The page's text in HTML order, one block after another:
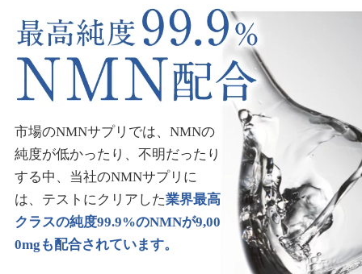
市場のNMNサプリでは、NMNの
純度が低かったり、不明だったり
する中、当社のNMNサプリに
は、テストにクリアした業界最高
クラスの純度99.9%のNMNが9,00
0mgも配合されています。